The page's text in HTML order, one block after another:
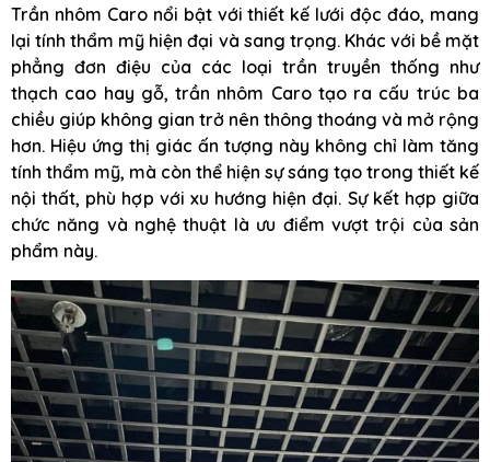
Trần nhôm Caro nổi bật với thiết kế lưới độc đáo, mang
lại tính thẩm mỹ hiện đại và sang trọng. Khác với bề mặt
phẳng đơn điệu của các loại trần truyền thống như
thạch cao hay gỗ, trần nhôm Caro tạo ra cấu trúc ba
chiều giúp không gian trở nên thông thoáng và mở rộng
hơn. Hiệu ứng thị giác ấn tượng này không chỉ làm tăng
tính thẩm mỹ, mà còn thể hiện sự sáng tạo trong thiết kế
nội thất, phù hợp với xu hướng hiện đại. Sự kết hợp giữa
chức năng và nghệ thuật là ưu điểm vượt trội của sản
phẩm này.